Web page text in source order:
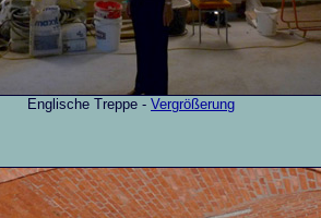
Englische Treppe - Vergrößerung